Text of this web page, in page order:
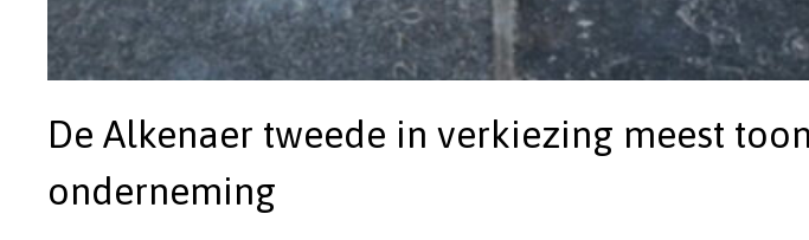
De Alkenaer tweede in verkiezing meest
onderneming